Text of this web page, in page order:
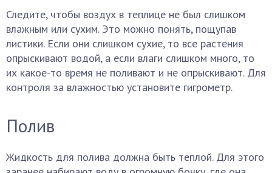
Следите, чтобы воздух в теплице не был слишком
влажным или сухим. Это можно понять, пощупав
листики. Если они слишком сухие, то все растения
опрыскивают водой, а если влаги слишком много, то
их какое-то время не поливают и не опрыскивают. Для
контроля за влажностью установите гигрометр.
Полив
Жидкость для полива должна быть теплой. Для этого